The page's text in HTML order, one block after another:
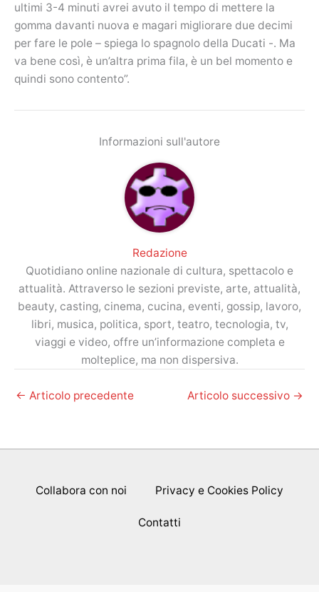
ultimi 3-4 minuti avrei avuto il tempo di mettere la
gomma davanti nuova e magari migliorare due decimi
per fare le pole – spiega lo spagnolo della Ducati -. Ma
va bene così, è un’altra prima fila, è un bel momento e
quindi sono contento”.
Informazioni sull'autore
Redazione
Quotidiano online nazionale di cultura, spettacolo e
attualità. Attraverso le sezioni previste, arte, attualità,
beauty, casting, cinema, cucina, eventi, gossip, lavoro,
libri, musica, politica, sport, teatro, tecnologia, tv,
viaggi e video, offre un’informazione completa e
molteplice, ma non dispersiva.
← Articolo precedente Articolo successivo →
Collabora con noi Privacy e Cookies Policy
Contatti